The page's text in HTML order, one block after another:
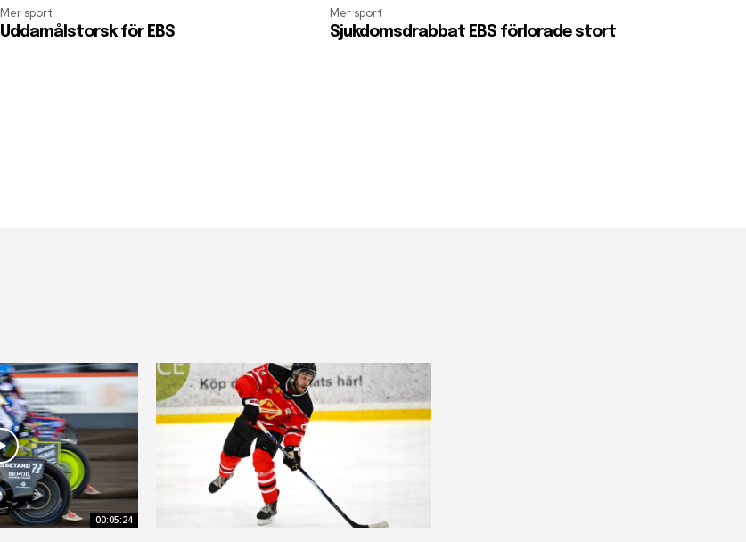
Mer sport
Uddamålstorsk för EBS
Mer sport
Sjukdomsdrabbat EBS förlorade stort
00:05:24